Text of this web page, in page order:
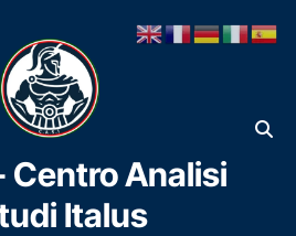
al
contenuto
Centro Analisi
Italus